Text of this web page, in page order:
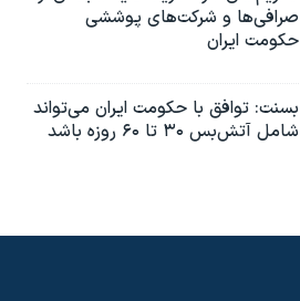
صرافی‌ها و شرکت‌های پوششی
حکومت ایران
بسنت: توافق با حکومت ایران می‌تواند
شامل آتش‌بس ۳۰ تا ۶۰ روزه باشد